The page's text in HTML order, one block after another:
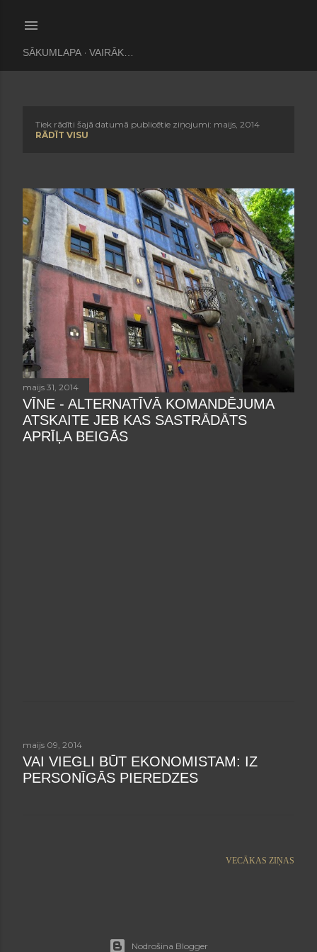
SĀKUMLAPA VAIRĀK…
ņ
a
s
Tiek rādīti šajā datumā publicētie ziņojumi: maijs, 2014
RĀDĪT VISU
maijs 31, 2014
VĪNE - ALTERNATĪVĀ KOMANDĒJUMA
ATSKAITE JEB KAS SASTRĀDĀTS
APRĪĻA BEIGĀS
maijs 09, 2014
VAI VIEGLI BŪT EKONOMISTAM: IZ
PERSONĪGĀS PIEREDZES
VECĀKAS ZIŅAS
Nodrošina Blogger